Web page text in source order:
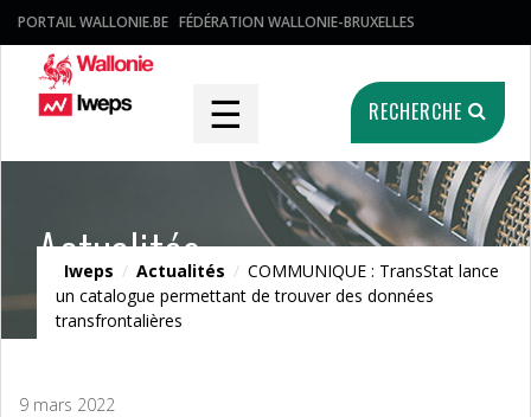
PORTAIL WALLONIE.BE FÉDÉRATION WALLONIE-BRUXELLES
☰ RECHERCHE
Actualités
Iweps / Actualités / COMMUNIQUE : TransStat lance
un catalogue permettant de trouver des données
transfrontalières
9 mars 2022